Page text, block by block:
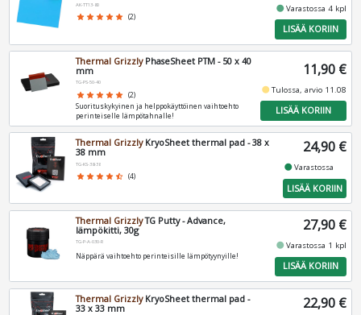
AK-TT13-80
star star star star star (2)
fiber_manual_recordVarastossa 4 kpl
LISÄÄ KORIIN
Thermal GrizzlyPhaseSheet PTM - 50 x 40
mm
TG-PS-50-40
star star star star star (2)
Suorituskykyinen ja helppokäyttöinen vaihtoehto
perinteiselle lämpötahnalle!
11,90 €
fiber_manual_recordTulossa, arvio 11.08
LISÄÄ KORIIN
Thermal GrizzlyKryoSheet thermal pad - 38 x
38 mm
TG-KS-38-38
star star star star star_half (4)
24,90 €
fiber_manual_recordVarastossa
LISÄÄ KORIIN
Thermal GrizzlyTG Putty - Advance,
lämpökitti, 30g
TG-P-A-030-R
Näppärä vaihtoehto perinteisille lämpötyynyille!
27,90 €
fiber_manual_recordVarastossa 1 kpl
LISÄÄ KORIIN
Thermal GrizzlyKryoSheet thermal pad -
33 x 33 mm
22,90 €